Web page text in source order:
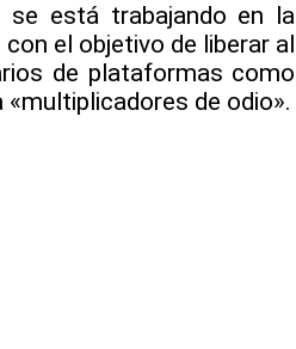
se está trabajando en la
con el objetivo de liberar al
de plataformas como
«multiplicadores de odio».